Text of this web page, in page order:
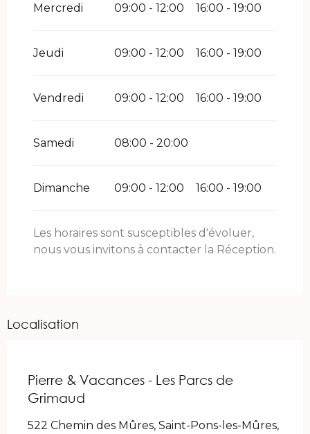
Mercredi 09:00 - 12:00 16:00 - 19:00
Jeudi 09:00 - 12:00 16:00 - 19:00
Vendredi 09:00 - 12:00 16:00 - 19:00
Samedi 08:00 - 20:00
Dimanche 09:00 - 12:00 16:00 - 19:00
Les horaires sont susceptibles d'évoluer,
nous vous invitons à contacter la Réception.
Localisation
Pierre & Vacances - Les Parcs de
Grimaud
522 Chemin des Mûres, Saint-Pons-les-Mûres,